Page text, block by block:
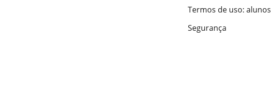
Termos de uso: alunos
Segurança